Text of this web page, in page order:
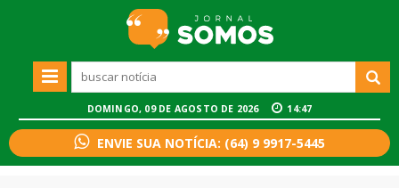
DOMINGO, 09 DE AGOSTO DE 2026 14:47
ENVIE SUA NOTÍCIA: (64) 9 9917-5445